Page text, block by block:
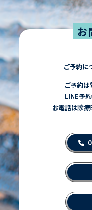
お
ご予約に
ご予約は
LINE予約
お電話は診療